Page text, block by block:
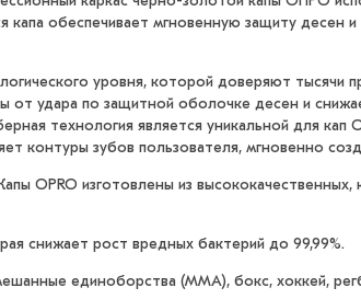
обеспечивает мгновенную защиту десен
уровня, которой доверяют тысячи
от удара по защитной оболочке десен и
технология является уникальной для кап
контуры зубов пользователя, мгновенно
OPRO изготовлены из
снижает рост вредных бактерий до 99,99%.
единоборства (ММА), бокс, хоккей,